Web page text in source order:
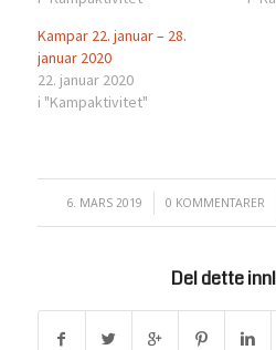
Kampar 22. januar – 28.
januar 2020
22. januar 2020
i "Kampaktivitet"
6. MARS 2019
/ 0 KOMMENTARER
/
Del dette